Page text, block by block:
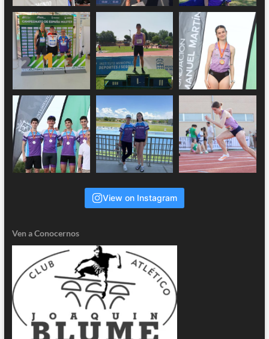
View on Instagram
Ven a Conocernos